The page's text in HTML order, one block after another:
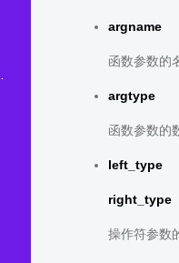
argname
函数参数的
argtype
函数参数的
left_type
right_type
操作符参数